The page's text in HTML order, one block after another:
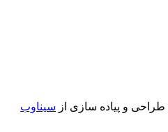
طراحی و پیاده سازی از سیناوب